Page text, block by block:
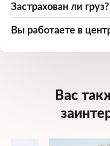
Застрахован ли груз?
Вы работаете в
Вас